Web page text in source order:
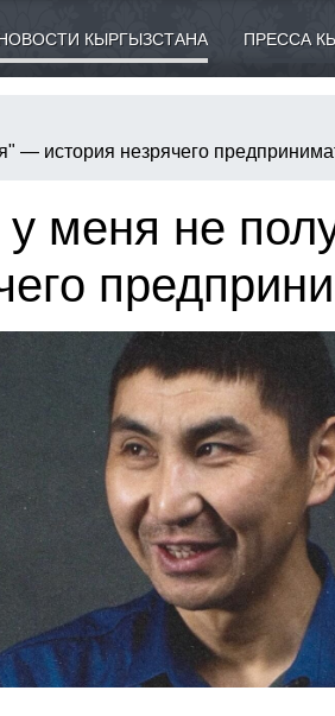
КЫРГЫЗСТАНА ПРЕССА
— история незрячего
у меня не